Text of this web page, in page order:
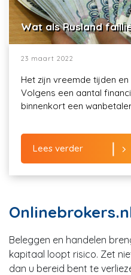
Wat als Rusland
23 maart 2022
Het zijn vreemde tijden
Volgens een aantal
binnenkort een
Lees verder
Beleggen en handelen
kapitaal loopt risico. Zet
dan u bereid bent te